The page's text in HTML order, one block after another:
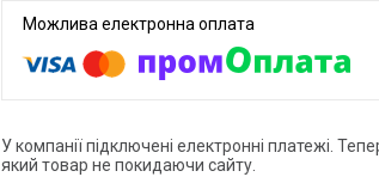
У компанії підключені електронні платежі.
який товар не покидаючи сайту.